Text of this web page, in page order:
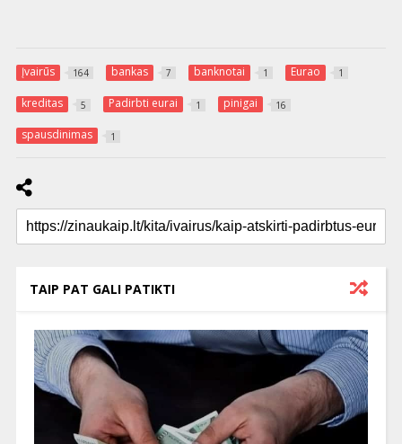
Įvairūs 164 bankas 7 banknotai 1 Eurao 1
kreditas 5 Padirbti eurai 1 pinigai 16
spausdinimas 1
TAIP PAT GALI PATIKTI